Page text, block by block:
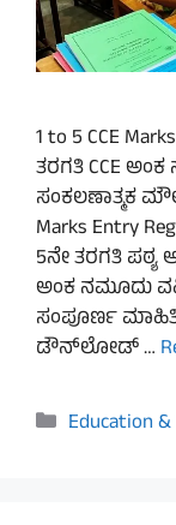
1 to 5 CCE
ತರಗತಿ CCE
ಸಂಕಲಣಾತ್ಮಕ
Marks Entry
5ನೇ ತರಗತಿ ಪಠ್ಯ
ಅಂಕ ನಮೂದು
ಸಂಪೂರ್ಣ
ಡೌನ್‌ಲೋಡ್ …
Categories
Education &